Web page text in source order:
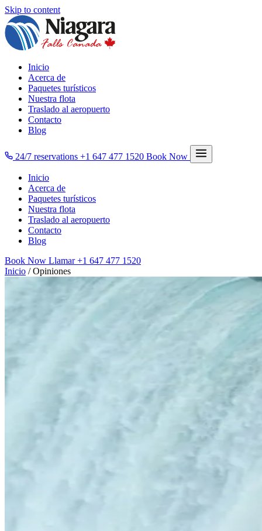
Skip to content
Inicio
Acerca de
Paquetes turísticos
Nuestra flota
Traslado al aeropuerto
Contacto
Blog
24/7 reservations +1 647 477 1520 Book Now
Inicio
Acerca de
Paquetes turísticos
Nuestra flota
Traslado al aeropuerto
Contacto
Blog
Book Now Llamar+1 647 477 1520
Inicio / Opiniones